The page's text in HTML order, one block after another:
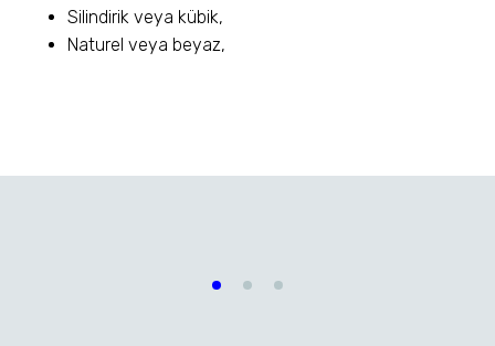
Silindirik veya kübik,
Naturel veya beyaz,